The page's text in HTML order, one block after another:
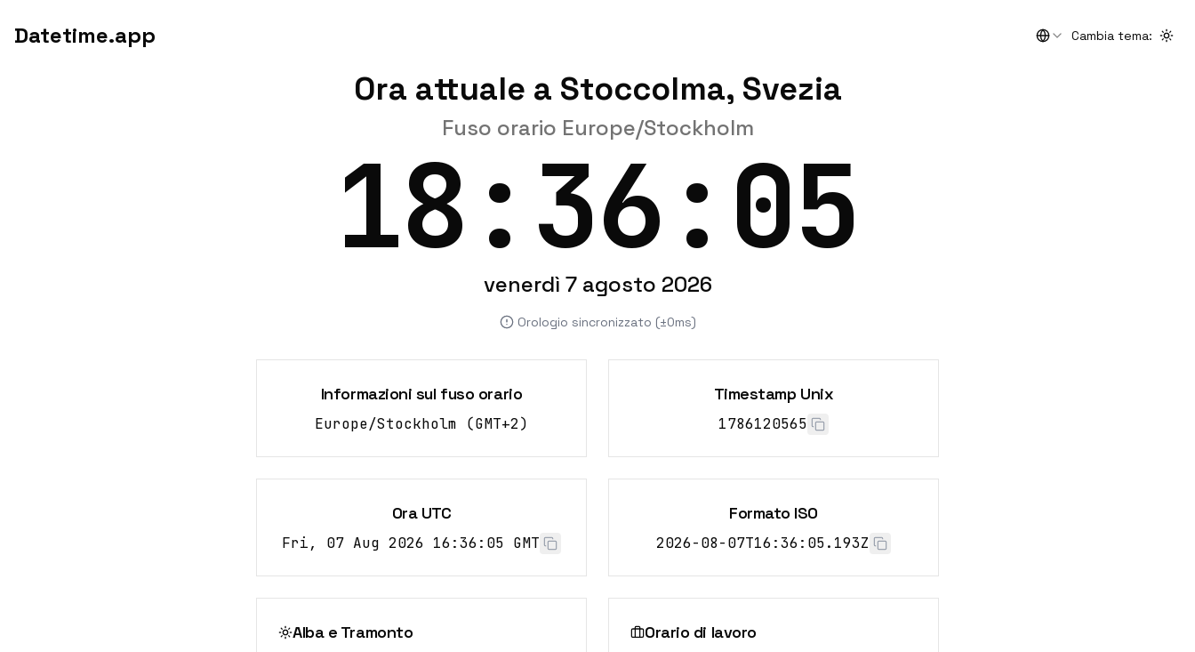
Datetime.app Cambia tema:
Ora attuale a Stoccolma, Svezia
Fuso orario Europe/Stockholm
18:36:06
venerdì 7 agosto 2026
Orologio sincronizzato (±0ms)
Informazioni sul fuso orario
Europe/Stockholm (GMT+2)
Timestamp Unix
1786120566
Ora UTC
Fri, 07 Aug 2026 16:36:06 GMT
Formato ISO
2026-08-07T16:36:06.193Z
Alba e Tramonto Orario di lavoro